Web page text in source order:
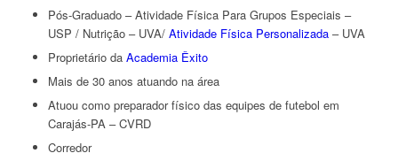
Pós-Graduado – Atividade Física Para Grupos Especiais –
USP / Nutrição – UVA/ Atividade Física Personalizada– UVA
Proprietário da Academia Êxito
Mais de 30 anos atuando na área
Atuou como preparador físico das equipes de futebol em
Carajás-PA – CVRD
Corredor